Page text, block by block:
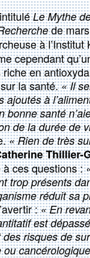
Le Mythe
de
à l’Institut
cependant
en
la santé.« Il
ajoutés à
bonne santé
de la durée de
« Rien de très
Thillier-
à ces questions :
trop présents
réduit sa
:« En
est
des risques de
ou